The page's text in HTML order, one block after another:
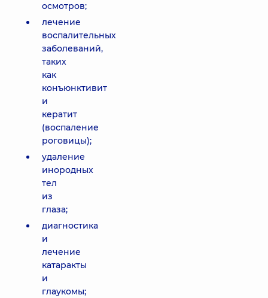
осмотров;
лечение
воспалительных
заболеваний,
таких
как
конъюнктивит
и
кератит
(воспаление
роговицы);
удаление
инородных
тел
из
глаза;
диагностика
и
лечение
катаракты
и
глаукомы;